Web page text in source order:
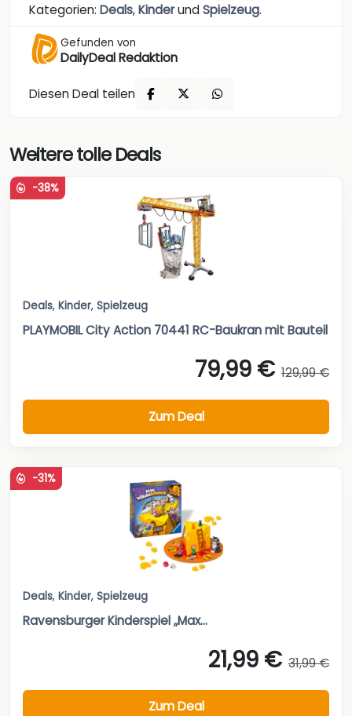
Kategorien: Deals,KinderundSpielzeug.
Gefunden von
DailyDeal Redaktion
Diesen Deal teilen
Weitere tolle Deals
-38%
Deals, Kinder, Spielzeug
PLAYMOBIL City Action 70441 RC-Baukran mit Bauteil
79,99 € 129,99 €
Zum Deal
-31%
Deals, Kinder, Spielzeug
Ravensburger Kinderspiel „Max...
21,99 € 31,99 €
Zum Deal